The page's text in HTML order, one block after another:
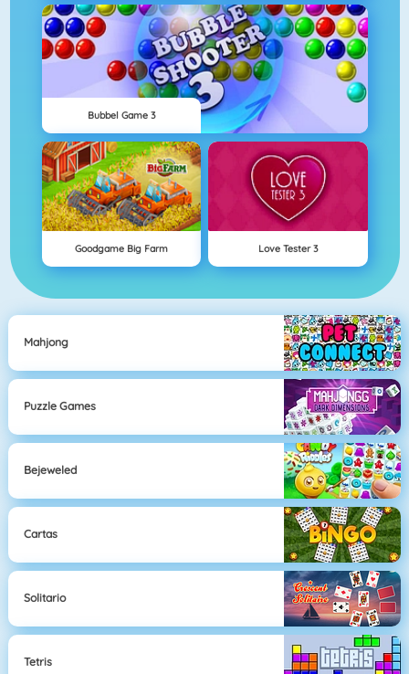
Bubbel Game 3
Goodgame Big Farm Love Tester 3
Mahjong
Puzzle Games
Bejeweled
Cartas
Solitario
Tetris